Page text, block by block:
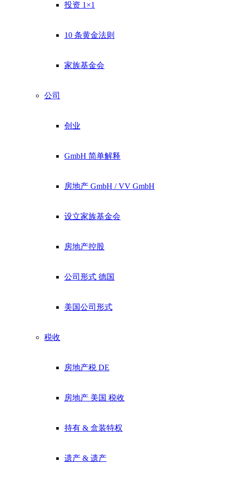
投资 1×1
10 条黄金法则
家族基金会
公司
创业
GmbH 简单解释
房地产 GmbH / VV GmbH
设立家族基金会
房地产控股
公司形式 德国
美国公司形式
税收
房地产税 DE
房地产 美国 税收
持有 & 盒装特权
遗产 & 遗产